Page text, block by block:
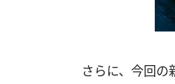
さらに、今回の